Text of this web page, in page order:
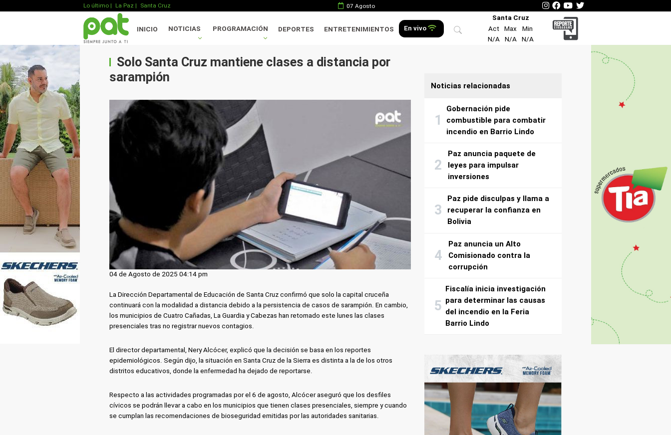
Lo último | La Paz | Santa Cruz 07 Agosto
INICIO NOTICIAS PROGRAMACIÓN DEPORTES ENTRETENIMIENTOS En vivo
Santa Cruz
Act
Max
Min
N/A
N/A N/A
Solo Santa Cruz mantiene clases a distancia por
sarampión
04 de Agosto de 2025 04:14 pm
La Dirección Departamental de Educación de Santa Cruz confirmó que solo la capital cruceña
continuará con la modalidad a distancia debido a la persistencia de casos de sarampión. En cambio,
los municipios de Cuatro Cañadas, La Guardia y Cabezas han retomado este lunes las clases
presenciales tras no registrar nuevos contagios.
El director departamental, Nery Alcócer, explicó que la decisión se basa en los reportes
epidemiológicos. Según dijo, la situación en Santa Cruz de la Sierra es distinta a la de los otros
distritos educativos, donde la enfermedad ha dejado de reportarse.
Respecto a las actividades programadas por el 6 de agosto, Alcócer aseguró que los desfiles
cívicos se podrán llevar a cabo en los municipios que tienen clases presenciales, siempre y cuando
se cumplan las recomendaciones de bioseguridad emitidas por las autoridades sanitarias.
Noticias relacionadas
Gobernación pide
combustible para combatir
incendio en Barrio Lindo
Paz anuncia paquete de
leyes para impulsar
inversiones
Paz pide disculpas y llama a
recuperar la confianza en
Bolivia
Paz anuncia un Alto
Comisionado contra la
corrupción
Fiscalía inicia investigación
para determinar las causas
del incendio en la Feria
Barrio Lindo